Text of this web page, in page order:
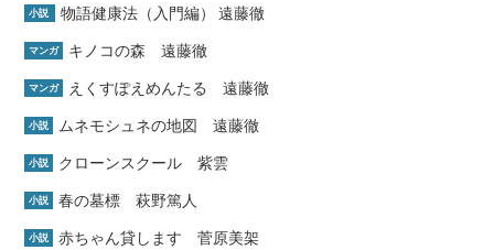
小説 物語健康法（入門編） 遠藤徹
マンガ キノコの森 遠藤徹
マンガ えくすぽえめんたる 遠藤徹
小説 ムネモシュネの地図 遠藤徹
小説 クローンスクール 紫雲
小説 春の墓標 萩野篤人
小説 赤ちゃん貸します 菅原美架